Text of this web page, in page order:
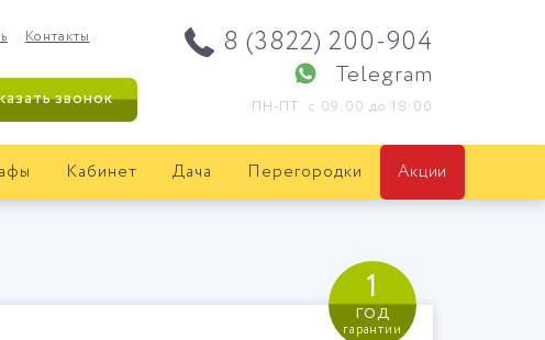
Контакты 8 (3822) 200-904
Telegram
ПН-ПТ: с 09:00 до 18:00
звонок
Кабинет Дача Перегородки
Акции
1
год
гарантии